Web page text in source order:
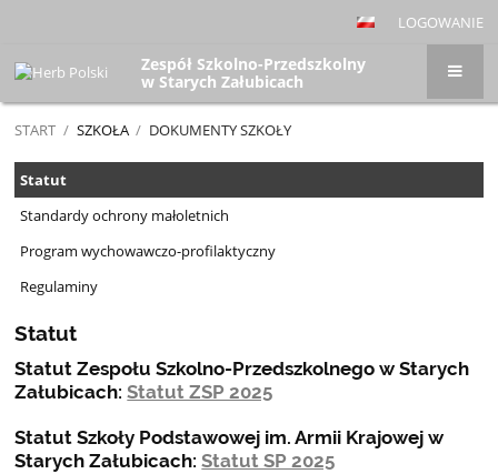
LOGOWANIE
Zespół Szkolno-Przedszkolny
w Starych Załubicach
START / SZKOŁA / DOKUMENTY SZKOŁY
Dokumenty
szkoły
Statut
Standardy ochrony małoletnich
Program wychowawczo-profilaktyczny
Regulaminy
Statut
Statut Zespołu Szkolno-Przedszkolnego w Starych
Załubicach:Statut ZSP 2025
Statut Szkoły Podstawowej im. Armii Krajowej w
Starych Załubicach:Statut SP 2025